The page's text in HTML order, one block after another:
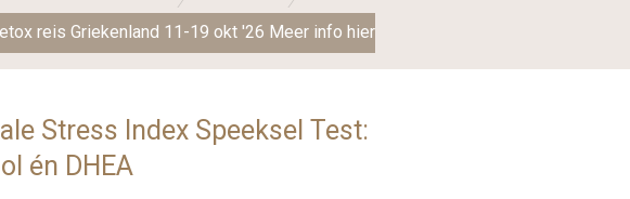
reis Griekenland 11-19 okt '26 Meer info hier
Stress Index Speeksel Test:
én DHEA